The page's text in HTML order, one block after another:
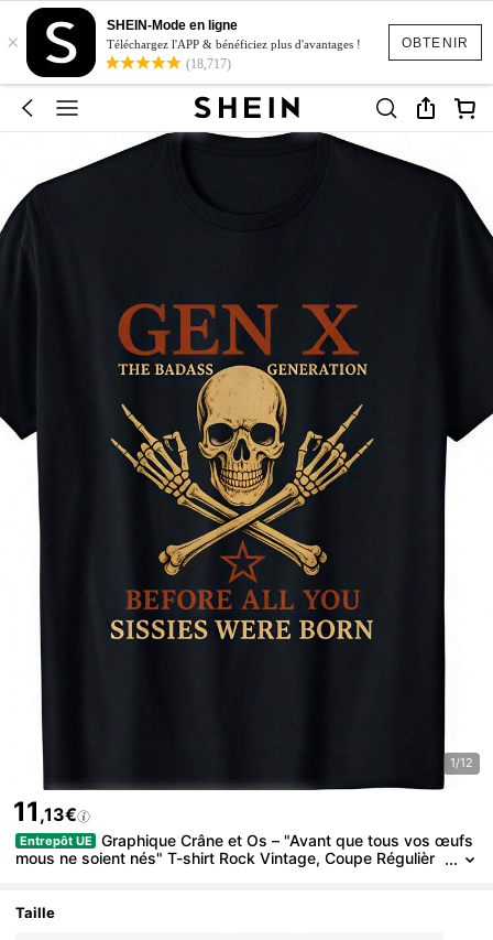
OBTENIR
×
SHEIN-Mode en ligne
Téléchargez l'APP & bénéficiez plus d'avantages !
(18,717)
1/12
11 ,13€
Entrepôt UE
Graphique Crâne et Os – "Avant que tous vos œufs
mous ne soient nés" T-shirt Rock Vintage, Coupe Régulièr
Taille